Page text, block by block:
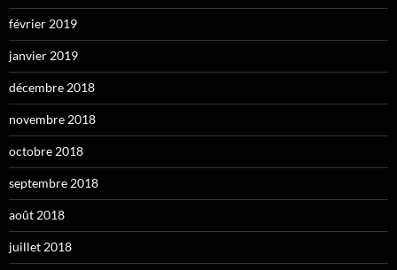
février 2019
janvier 2019
décembre 2018
novembre 2018
octobre 2018
septembre 2018
août 2018
juillet 2018